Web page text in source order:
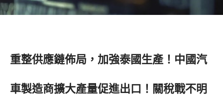
重整供應鏈佈局，加強泰國生產！中國汽
車製造商擴大產量促進出口！關稅戰不明